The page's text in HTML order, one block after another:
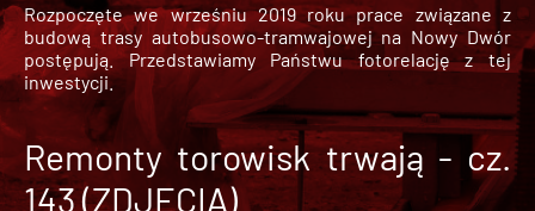
Rozpoczęte we wrześniu 2019 roku prace związane z
budową trasy autobusowo-tramwajowej na Nowy Dwór
postępują. Przedstawiamy Państwu fotorelację z tej
inwestycji.
Remonty torowisk trwają - cz.
143 (ZDJĘCIA)